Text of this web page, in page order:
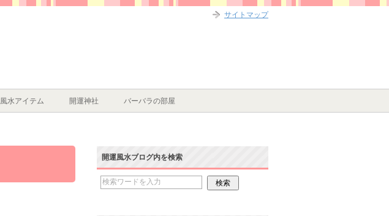
風水アイテム 開運神社 バーバラの部屋
開運風水ブログ内を検索
サイトマップ